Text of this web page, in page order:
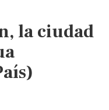
la ciudad